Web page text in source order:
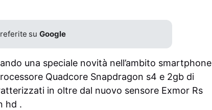
suGoogle
una speciale novità nell’ambito smartphone
Quadcore Snapdragon s4 e 2gb di
in oltre dal nuovo sensore Exmor Rs
hd .